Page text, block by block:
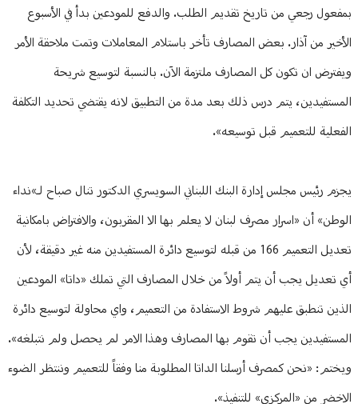
بمفعول رجعي من تاريخ تقديم الطلب. والدفع للمودعين بدأ في الأسبوع
الأخير من آذار. بعض المصارف تأخر باستلام المعاملات وتمت ملاحقة الأمر
ويفترض ان تكون كل المصارف ملتزمة الآن. بالنسبة لتوسيع شريحة
المستفيدين، يتم درس ذلك بعد مدة من التطبيق لانه يقتضي تحديد التكلفة
الفعلية للتعميم قبل توسيعه».
يجزم رئيس مجلس إدارة البنك اللبناني السويسري الدكتور تنال صباح لـ»نداء
الوطن» أن «اسرار مصرف لبنان لا يعلم بها الا المقربون، والافتراض بامكانية
تعديل التعميم 166 من قبله لتوسيع دائرة المستفيدين منه غير دقيقة، لأن
أي تعديل يجب أن يتم أولاً من خلال المصارف التي تملك «داتا» المودعين
الذين تنطبق عليهم شروط الاستفادة من التعميم، واي محاولة لتوسيع دائرة
المستفيدين يجب أن تقوم بها المصارف وهذا الامر لم يحصل ولم نتبلغه».
ويختم: «نحن كمصرف أرسلنا الداتا المطلوبة منا وفقاً للتعميم وننتظر الضوء
الاخضر من «المركزي» للتنفيذ».